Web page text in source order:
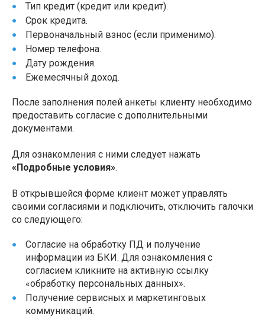
Тип кредит (кредит или кредит).
Срок кредита.
Первоначальный взнос (если применимо).
Номер телефона.
Дату рождения.
Ежемесячный доход.
После заполнения полей анкеты клиенту необходимо
предоставить согласие с дополнительными
документами.
Для ознакомления с ними следует нажать
«Подробные условия».
В открывшейся форме клиент может управлять
своими согласиями и подключить, отключить галочки
со следующего:
Согласие на обработку ПД и получение
информации из БКИ. Для ознакомления с
согласием кликните на активную ссылку
«обработку персональных данных».
Получение сервисных и маркетинговых
коммуникаций.